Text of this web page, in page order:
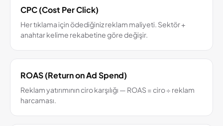
CPC (Cost Per Click)
Her tıklama için ödediğiniz reklam maliyeti. Sektör +
anahtar kelime rekabetine göre değişir.
ROAS (Return on Ad Spend)
Reklam yatırımının ciro karşılığı — ROAS = ciro ÷ reklam
harcaması.